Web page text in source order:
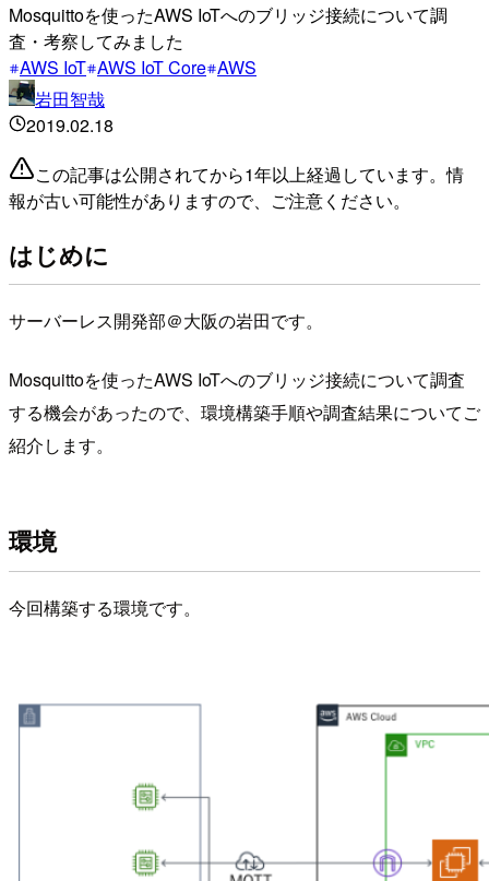
Mosquittoを使ったAWS IoTへのブリッジ接続について調
査・考察してみました
AWS IoT AWS IoT Core AWS
岩田智哉
2019.02.18
この記事は公開されてから1年以上経過しています。情
報が古い可能性がありますので、ご注意ください。
はじめに
サーバーレス開発部＠大阪の岩田です。
Mosquittoを使ったAWS IoTへのブリッジ接続について調査
する機会があったので、環境構築手順や調査結果についてご
紹介します。
環境
今回構築する環境です。